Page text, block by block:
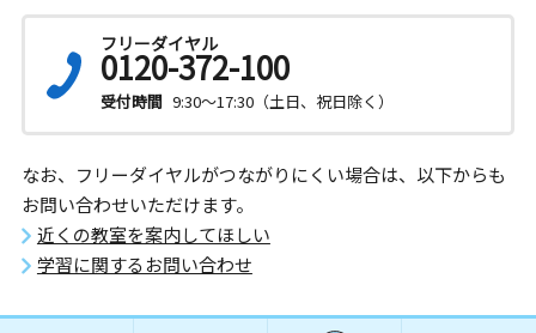
フリーダイヤル
0120-372-100
受付時間 9:30～17:30（土日、祝日除く）
なお、フリーダイヤルがつながりにくい場合は、以下からも
お問い合わせいただけます。
近くの教室を案内してほしい
学習に関するお問い合わせ